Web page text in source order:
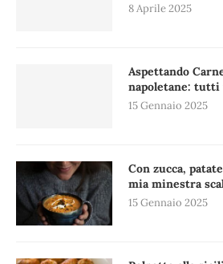
8 Aprile 2025
Aspettando
napoletane:
15 Gennaio 2025
Con zucca,
mia minestra
15 Gennaio 2025